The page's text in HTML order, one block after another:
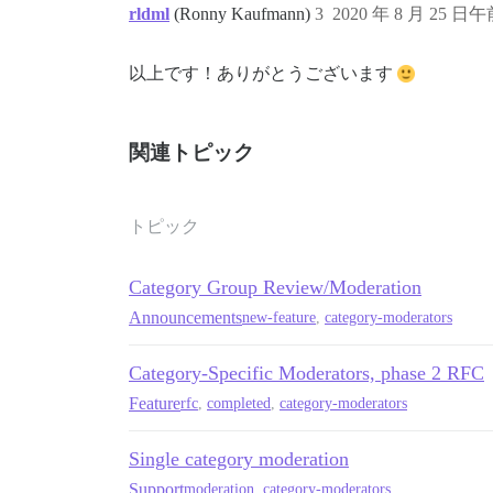
rldml (Ronny Kaufmann) 2020 年 8 月 25 日午
3
以上です！ありがとうございます
関連トピック
トピック
Category Group Review/Moderation
Announcementsnew-feature, category-moderators
Category-Specific Moderators, phase 2 RFC
Featurerfc, completed, category-moderators
Single category moderation
Supportmoderation category-moderators